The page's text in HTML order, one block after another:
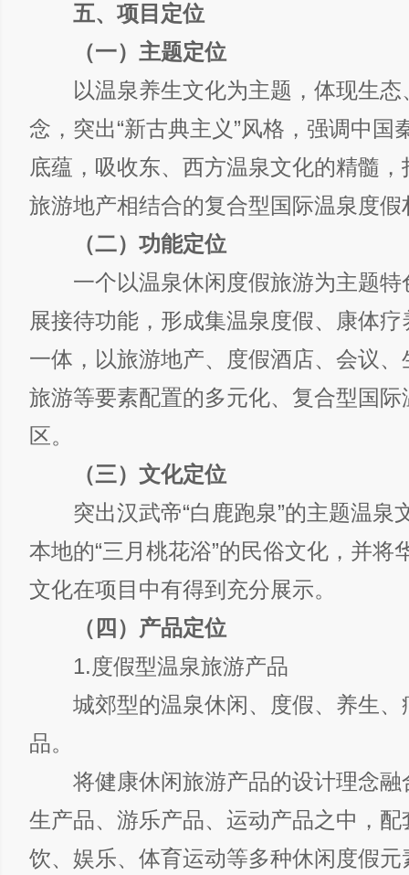
五、项目定位
（一）主题定位
以温泉养生文化为主题，体现生态
念，突出“新古典主义”风格，强调中国
底蕴，吸收东、西方温泉文化的精髓
旅游地产相结合的复合型国际温泉度假
（二）功能定位
一个以温泉休闲度假旅游为主题特
展接待功能，形成集温泉度假、康体
一体，以旅游地产、度假酒店、会议
旅游等要素配置的多元化、复合型国际
区。
（三）文化定位
突出汉武帝“白鹿跑泉”的主题温泉
本地的“三月桃花浴”的民俗文化，并将
文化在项目中有得到充分展示。
（四）产品定位
1.度假型温泉旅游产品
城郊型的温泉休闲、度假、养生、
品。
将健康休闲旅游产品的设计理念融
生产品、游乐产品、运动产品之中，配
饮、娱乐、体育运动等多种休闲度假